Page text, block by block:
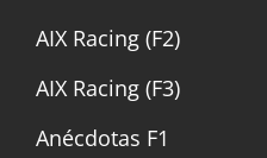
AIX Racing (F2)
AIX Racing (F3)
Anécdotas F1